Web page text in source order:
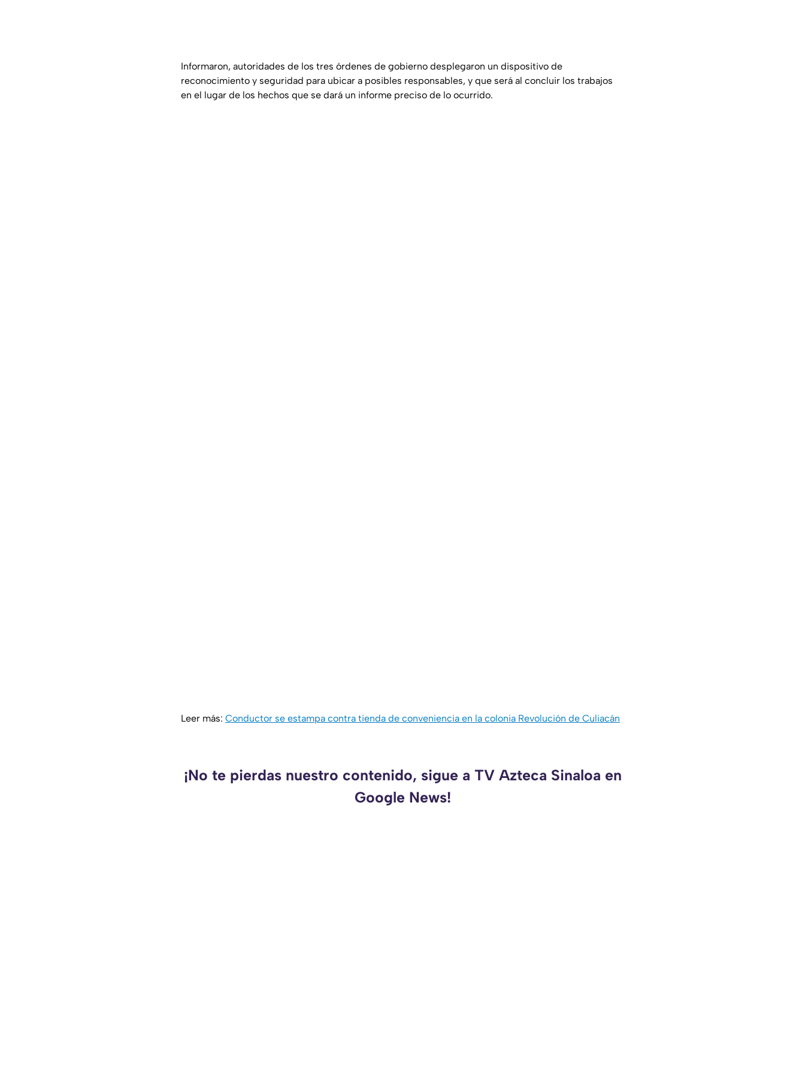
Informaron, autoridades de los tres órdenes de gobierno desplegaron un dispositivo de
reconocimiento y seguridad para ubicar a posibles responsables, y que será al concluir los trabajos
en el lugar de los hechos que se dará un informe preciso de lo ocurrido.
Leer más: Conductor se estampa contra tienda de conveniencia en la colonia Revolución de Culiacán
¡No te pierdas nuestro contenido, sigue a TV Azteca Sinaloa en
Google News!